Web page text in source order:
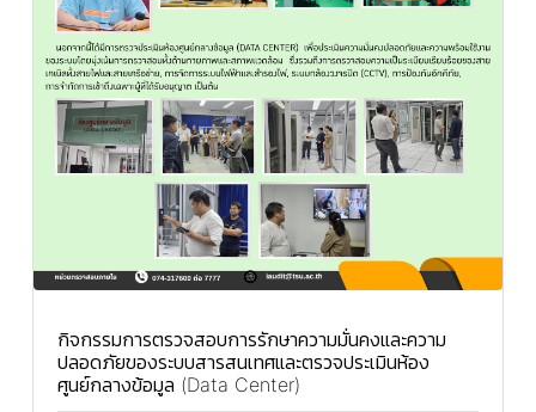
กิจกรรมการตรวจสอบการรักษาความมั่นคงและความ
ปลอดภัยของระบบสารสนเทศและตรวจประเมินห้อง
ศูนย์กลางข้อมูล (Data Center)